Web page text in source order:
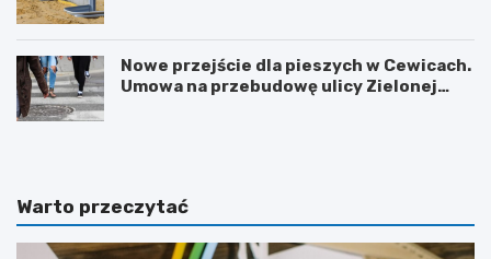
Nowe przejście dla pieszych w Cewicach.
Umowa na przebudowę ulicy Zielonej
Warto przeczytać